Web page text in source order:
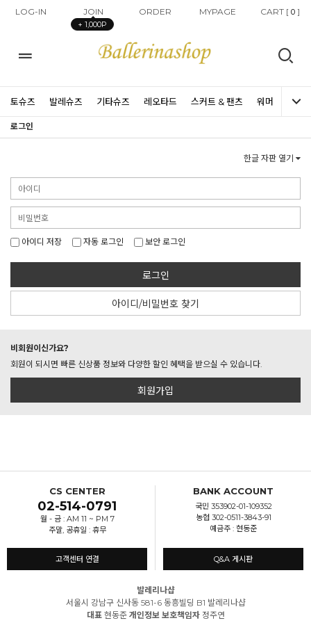
LOG-IN JOIN
+ 1,000P
ORDER MYPAGE CART [ 0]
토슈즈 발레슈즈 기타슈즈 레오타드 스커트 & 팬츠 워머 타이
로그인
한글 자판 열기
아이디 저장 자동 로그인 보안 로그인
로그인
아이디/비밀번호 찾기
비회원이신가요?
회원이 되시면 빠른 신상품 정보와 다양한 할인 혜택을 받으실 수 있습니다.
회원가입
CS CENTER
02-514-0791
월 - 금 : AM 11 ~ PM 7
주말, 공휴일 : 휴무
고객센터 연결
BANK ACCOUNT
국민 353902-01-109352
농협 302-0511-3843-91
예금주 : 현동준
Q&A 게시판
발레리나샵
서울시 강남구 신사동 581-6 동흥빌딩 B1 발레리나샵
대표현동준 개인정보 보호책임자정주연